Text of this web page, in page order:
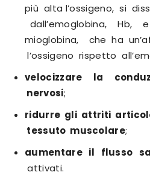
più alta l’ossigeno, si
dall’emoglobina,
mioglobina, che ha
l’ossigeno rispetto
velocizzare la
nervosi;
ridurre gli attriti
tessuto muscolare;
aumentare il flusso
attivati.